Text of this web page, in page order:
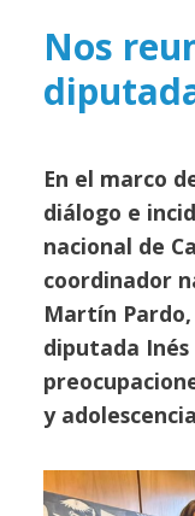
Nos
En el marco
diálogo e
nacional de
coordinador
Martín
diputada
y